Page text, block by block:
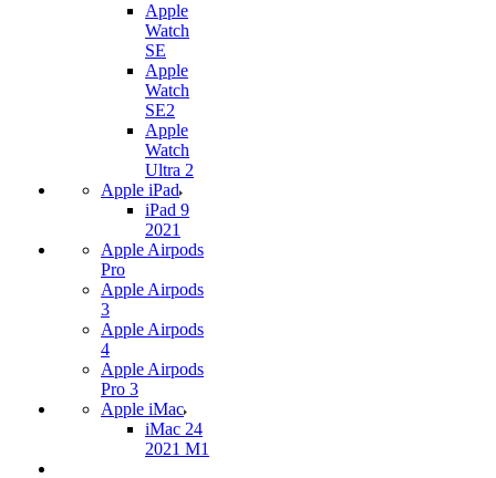
Apple
Watch
SE
Apple
Watch
SE2
Apple
Watch
Ultra 2
Apple iPad
iPad 9
2021
Apple Airpods
Pro
Apple Airpods
3
Apple Airpods
4
Apple Airpods
Pro 3
Apple iMac
iMac 24
2021 M1